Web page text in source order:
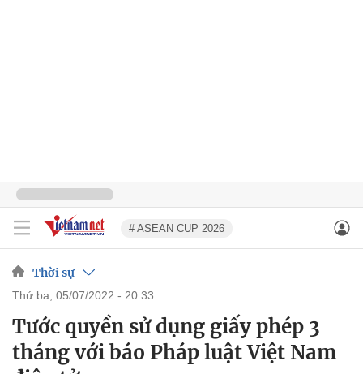
# ASEAN CUP 2026
Thời sự
thứ ba, 05/07/2022 - 20:33
Tước quyền sử dụng giấy phép 3
tháng với báo Pháp luật Việt Nam